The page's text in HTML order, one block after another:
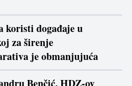
koristi događaje u
za širenje
je obmanjujuća
Benčić, HDZ-ov